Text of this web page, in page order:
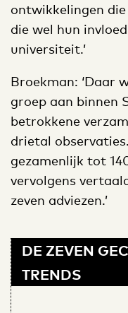
ontwikkelingen
die wel hun
universiteit.’
Broekman: ‘Daar
groep aan binnen
betrokkene
drietal
gezamenlijk tot
vervolgens
zeven adviezen.’
DE ZEVEN
TRENDS